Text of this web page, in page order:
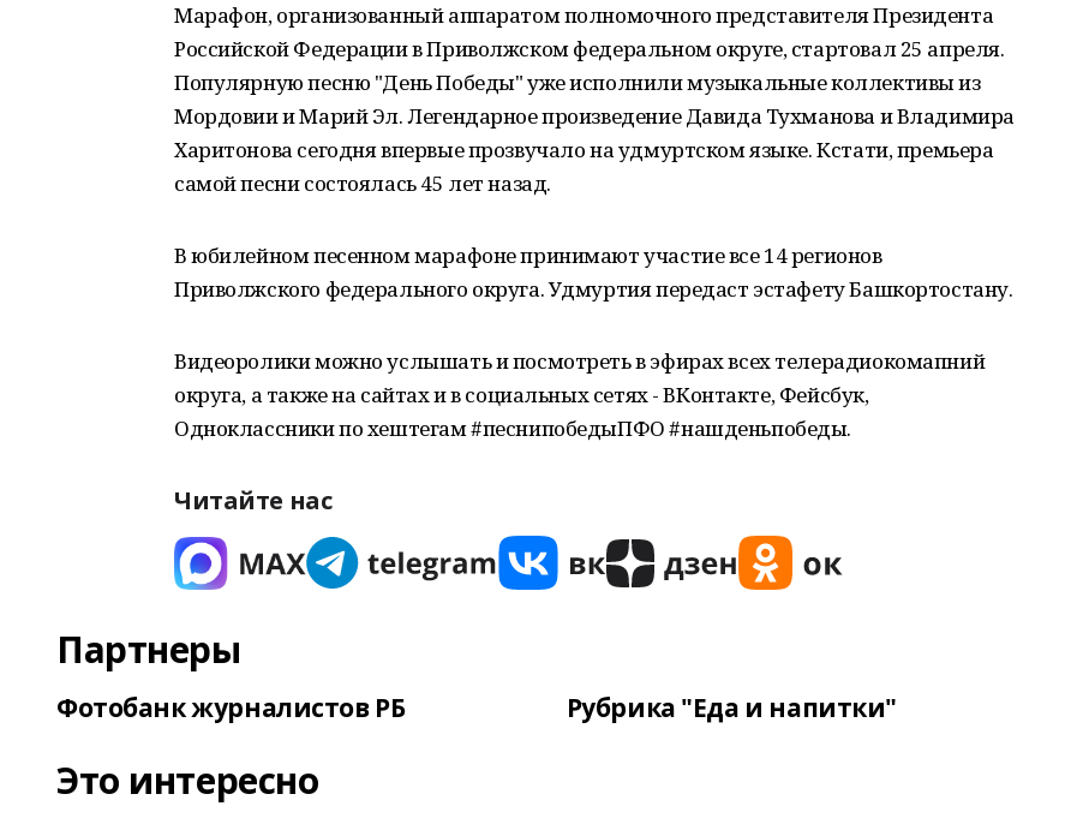
Марафон, организованный аппаратом полномочного представителя Президента
Российской Федерации в Приволжском федеральном округе, стартовал 25 апреля.
Популярную песню "День Победы" уже исполнили музыкальные коллективы из
Мордовии и Марий Эл. Легендарное произведение Давида Тухманова и Владимира
Харитонова сегодня впервые прозвучало на удмуртском языке. Кстати, премьера
самой песни состоялась 45 лет назад.
В юбилейном песенном марафоне принимают участие все 14 регионов
Приволжского федерального округа. Удмуртия передаст эстафету Башкортостану.
Видеоролики можно услышать и посмотреть в эфирах всех телерадиокомапний
округа, а также на сайтах и в социальных сетях - ВКонтакте, Фейсбук,
Одноклассники по хештегам #песнипобедыПФО #нашденьпобеды.
Читайте нас
Партнеры
Фотобанк журналистов РБ Рубрика "Еда и напитки"
Это интересно